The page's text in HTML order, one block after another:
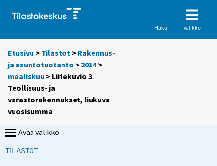
Haku Valikko
Etusivu > Tilastot > Rakennus-
ja asuntotuotanto > 2014>
maaliskuu > Liitekuvio 3.
Teollisuus- ja
varastorakennukset, liukuva
vuosisumma
Avaa valikko
TILASTOT